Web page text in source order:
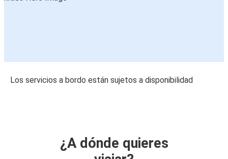
Los servicios a bordo están sujetos a disponibilidad
¿A dónde quieres